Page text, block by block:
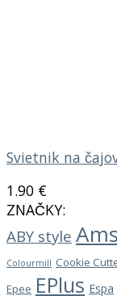
Svietnik na
1.90 €
ZNAČKY:
ABY style
Colourmill Cookie
Epee EPlus Espa